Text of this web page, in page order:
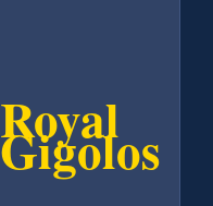
Royal
Gigolos